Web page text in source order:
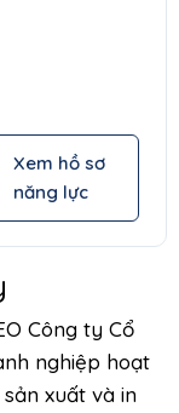
Xem hồ sơ
năng lực
Công ty Cổ
nghiệp hoạt
xuất và in